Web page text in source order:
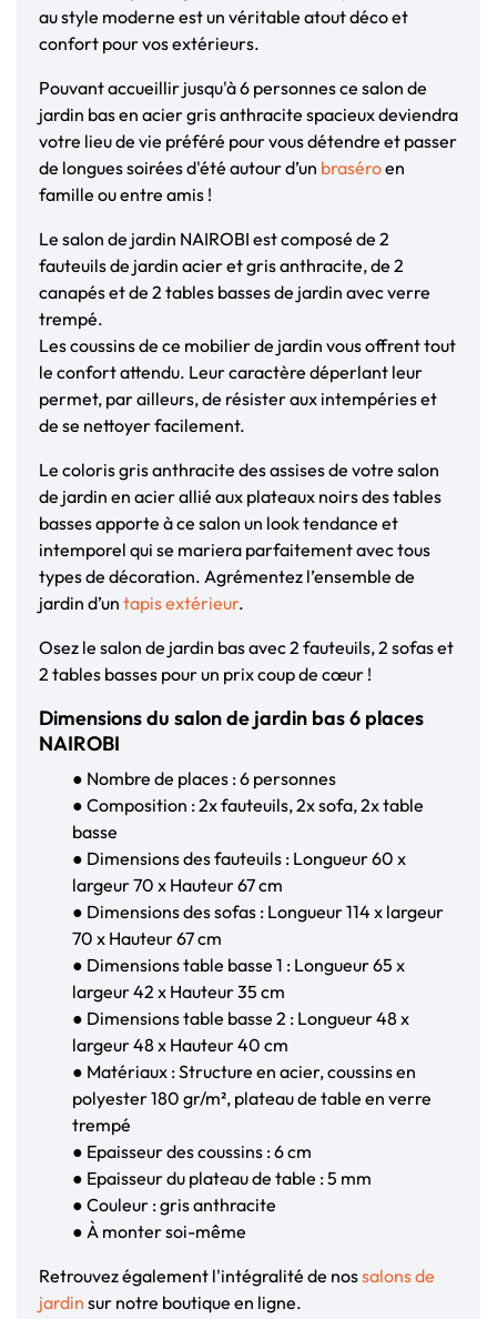
au style moderne est un véritable atout déco et
confort pour vos extérieurs.
Pouvant accueillir jusqu'à 6 personnes ce salon de
jardin bas en acier gris anthracite spacieux deviendra
votre lieu de vie préféré pour vous détendre et passer
de longues soirées d'été autour d’un braséroen
famille ou entre amis !
Le salon de jardin NAIROBI est composé de 2
fauteuils de jardin acier et gris anthracite, de 2
canapés et de 2 tables basses de jardin avec verre
trempé.
Les coussins de ce mobilier de jardin vous offrent tout
le confort attendu. Leur caractère déperlant leur
permet, par ailleurs, de résister aux intempéries et
de se nettoyer facilement.
Le coloris gris anthracite des assises de votre salon
de jardin en acier allié aux plateaux noirs des tables
basses apporte à ce salon un look tendance et
intemporel qui se mariera parfaitement avec tous
types de décoration. Agrémentez l’ensemble de
jardin d’un tapis extérieur.
Osez le salon de jardin bas avec 2 fauteuils, 2 sofas et
2 tables basses pour un prix coup de cœur !
Dimensions du salon de jardin bas 6 places
NAIROBI
● Nombre de places : 6 personnes
● Composition : 2x fauteuils, 2x sofa, 2x table
basse
● Dimensions des fauteuils : Longueur 60 x
largeur 70 x Hauteur 67 cm
● Dimensions des sofas : Longueur 114 x largeur
70 x Hauteur 67 cm
● Dimensions table basse 1 : Longueur 65 x
largeur 42 x Hauteur 35 cm
● Dimensions table basse 2 : Longueur 48 x
largeur 48 x Hauteur 40 cm
● Matériaux : Structure en acier, coussins en
polyester 180 gr/m², plateau de table en verre
trempé
● Epaisseur des coussins : 6 cm
● Epaisseur du plateau de table : 5 mm
● Couleur : gris anthracite
● À monter soi-même
Retrouvez également l'intégralité de nossalons de
jardin sur notre boutique en ligne.